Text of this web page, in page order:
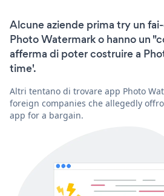
Alcune aziende prima try un
Photo Watermark o hanno un
afferma di poter costruire a
time'.
Altri tentano di trovare app Photo
foreign companies che allegedly
app for a bargain.